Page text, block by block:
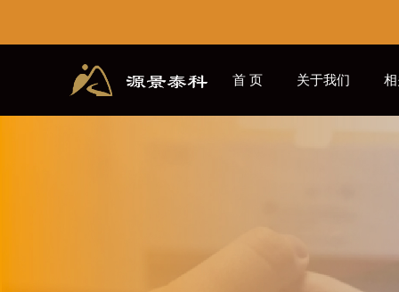
首 页 关于我们